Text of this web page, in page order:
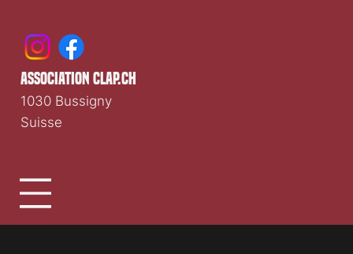
association clap.ch
1030 Bussigny
Suisse